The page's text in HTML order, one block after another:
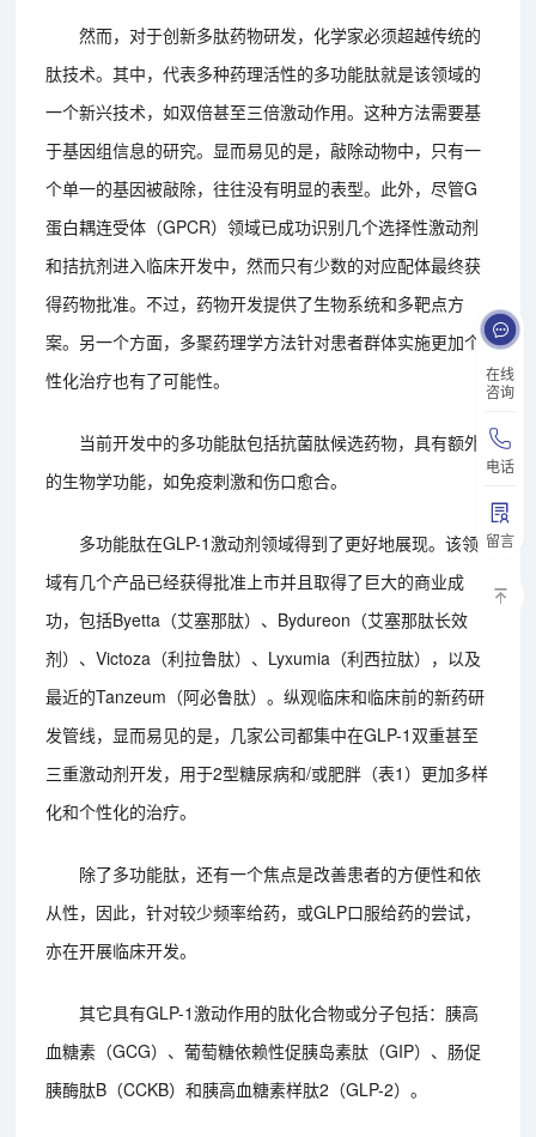
在线
咨询
电话
留言
然而，对于创新多肽药物研发，化学家必须超越传统的
肽技术。其中，代表多种药理活性的多功能肽就是该领域的
一个新兴技术，如双倍甚至三倍激动作用。这种方法需要基
于基因组信息的研究。显而易见的是，敲除动物中，只有一
个单一的基因被敲除，往往没有明显的表型。此外，尽管G
蛋白耦连受体（GPCR）领域已成功识别几个选择性激动剂
和拮抗剂进入临床开发中，然而只有少数的对应配体最终获
得药物批准。不过，药物开发提供了生物系统和多靶点方
案。另一个方面，多聚药理学方法针对患者群体实施更加个
性化治疗也有了可能性。
当前开发中的多功能肽包括抗菌肽候选药物，具有额外
的生物学功能，如免疫刺激和伤口愈合。
多功能肽在GLP-1激动剂领域得到了更好地展现。该领
域有几个产品已经获得批准上市并且取得了巨大的商业成
功，包括Byetta（艾塞那肽）、Bydureon（艾塞那肽长效
剂）、Victoza（利拉鲁肽）、Lyxumia（利西拉肽），以及
最近的Tanzeum（阿必鲁肽）。纵观临床和临床前的新药研
发管线，显而易见的是，几家公司都集中在GLP-1双重甚至
三重激动剂开发，用于2型糖尿病和/或肥胖（表1）更加多样
化和个性化的治疗。
除了多功能肽，还有一个焦点是改善患者的方便性和依
从性，因此，针对较少频率给药，或GLP口服给药的尝试，
亦在开展临床开发。
其它具有GLP-1激动作用的肽化合物或分子包括：胰高
血糖素（GCG）、葡萄糖依赖性促胰岛素肽（GIP）、肠促
胰酶肽B（CCKB）和胰高血糖素样肽2（GLP-2）。